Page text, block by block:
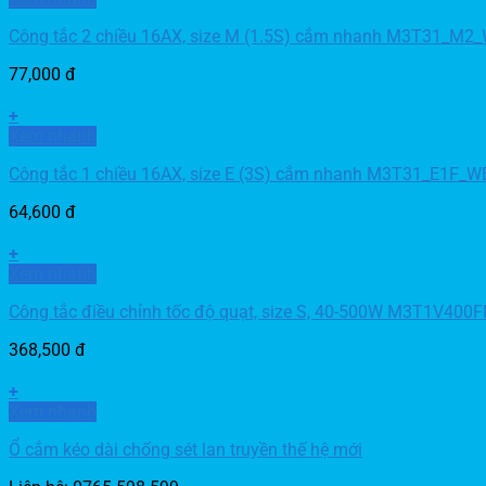
Công tắc 2 chiều 16AX, size M (1.5S) cắm nhanh
77,000 đ
+
Công tắc 1 chiều 16AX, size E (3S) cắm nhanh
64,600 đ
+
Công tắc điều chỉnh tốc độ quạt, size S, 40-500W
368,500 đ
+
Ổ cắm kéo dài chống sét lan truyền thế hệ mới